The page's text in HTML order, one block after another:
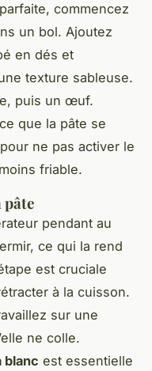
commencez
un bol. Ajoutez
en dés et
texture sableuse.
puis un œuf.
que la pâte se
ne pas activer le
friable.
pâte
pendant au
ce qui la rend
est cruciale
à la cuisson.
sur une
ne colle.
blanc est essentielle